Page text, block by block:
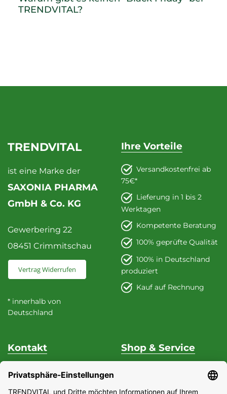
TRENDVITAL?
TRENDVITAL
ist eine Marke der
SAXONIA PHARMA
GmbH & Co. KG
Gewerbering 22
08451 Crimmitschau
Vertrag Widerrufen
* innerhalb von
Deutschland
Ihre Vorteile
Versandkostenfrei ab
75€*
Lieferung in 1 bis 2
Werktagen
Kompetente Beratung
100% geprüfte Qualität
100% in Deutschland
produziert
Kauf auf Rechnung
Kontakt
Unterstützung & Beratung
Fon +49 (0) 37 62 / 95 71 25
Shop & Service
Datenschutz